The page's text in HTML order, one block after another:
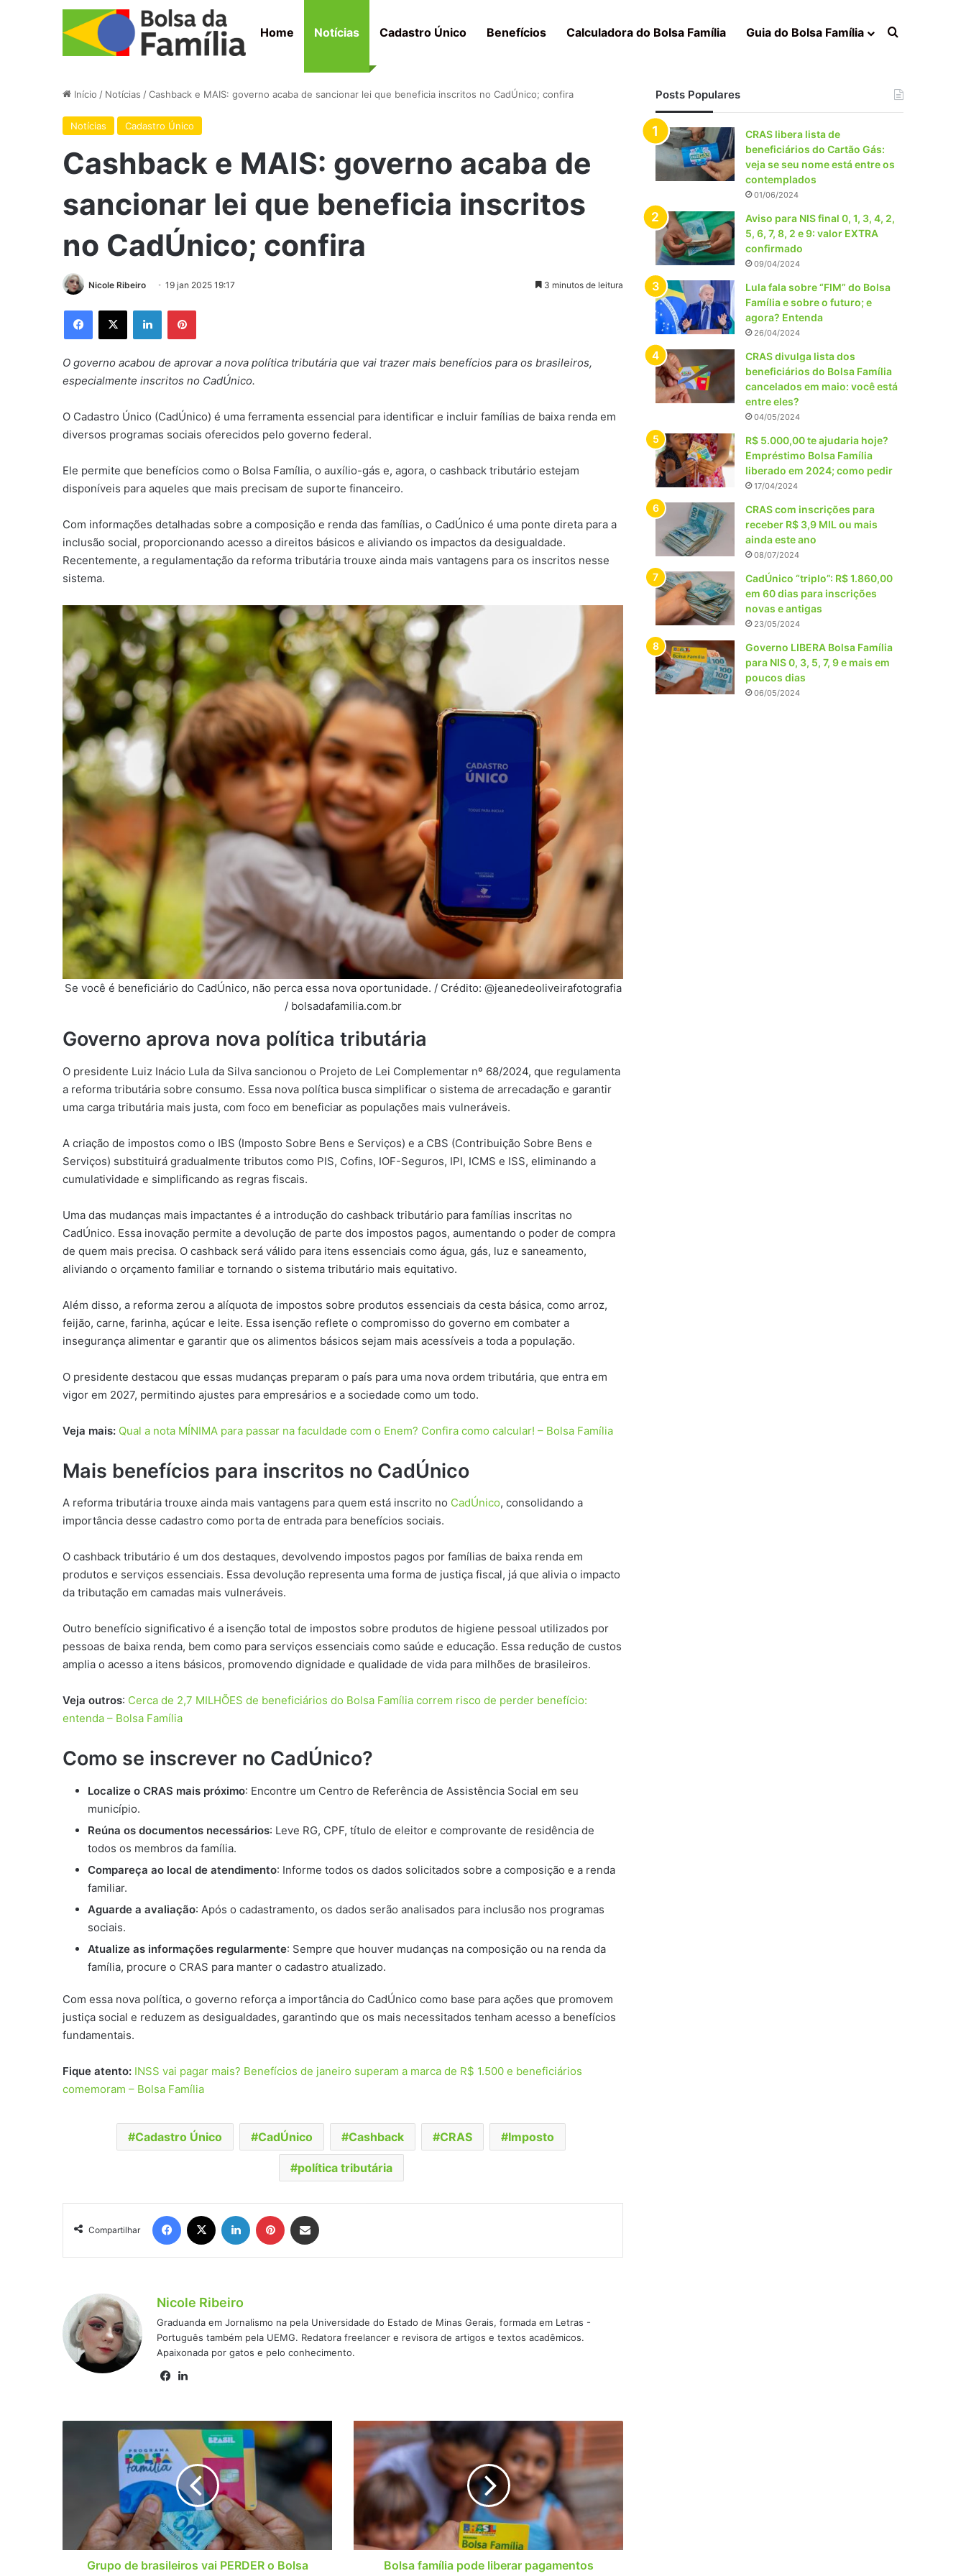
Home Notícias Cadastro Único Benefícios Calculadora do Bolsa Família Guia do Bolsa Família Procurar por
Início / Notícias /Cashback e MAIS: governo acaba de sancionar lei que beneficia inscritos no CadÚnico; confira
Notícias Cadastro Único
Cashback e MAIS: governo acaba de
sancionar lei que beneficia inscritos
no CadÚnico; confira
Nicole Ribeiro 19 jan 2025 19:17 3 minutos de leitura
Facebook
X LinkedinPinterest
O governo acabou de aprovar a nova política tributária que vai trazer mais benefícios para os brasileiros,
especialmente inscritos no CadÚnico.
O Cadastro Único (CadÚnico) é uma ferramenta essencial para identificar e incluir famílias de baixa renda em
diversos programas sociais oferecidos pelo governo federal.
Ele permite que benefícios como o Bolsa Família, o auxílio-gás e, agora, o cashback tributário estejam
disponíveis para aqueles que mais precisam de suporte financeiro.
Com informações detalhadas sobre a composição e renda das famílias, o CadÚnico é uma ponte direta para a
inclusão social, proporcionando acesso a direitos básicos e aliviando os impactos da desigualdade.
Recentemente, a regulamentação da reforma tributária trouxe ainda mais vantagens para os inscritos nesse
sistema.
Se você é beneficiário do CadÚnico, não perca essa nova oportunidade. / Crédito: @jeanedeoliveirafotografia
/ bolsadafamilia.com.br
Governo aprova nova política tributária
O presidente Luiz Inácio Lula da Silva sancionou o Projeto de Lei Complementar nº 68/2024, que regulamenta
a reforma tributária sobre consumo. Essa nova política busca simplificar o sistema de arrecadação e garantir
uma carga tributária mais justa, com foco em beneficiar as populações mais vulneráveis.
A criação de impostos como o IBS (Imposto Sobre Bens e Serviços) e a CBS (Contribuição Sobre Bens e
Serviços) substituirá gradualmente tributos como PIS, Cofins, IOF-Seguros, IPI, ICMS e ISS, eliminando a
cumulatividade e simplificando as regras fiscais.
Uma das mudanças mais impactantes é a introdução do cashback tributário para famílias inscritas no
CadÚnico. Essa inovação permite a devolução de parte dos impostos pagos, aumentando o poder de compra
de quem mais precisa. O cashback será válido para itens essenciais como água, gás, luz e saneamento,
aliviando o orçamento familiar e tornando o sistema tributário mais equitativo.
Além disso, a reforma zerou a alíquota de impostos sobre produtos essenciais da cesta básica, como arroz,
feijão, carne, farinha, açúcar e leite. Essa isenção reflete o compromisso do governo em combater a
insegurança alimentar e garantir que os alimentos básicos sejam mais acessíveis a toda a população.
O presidente destacou que essas mudanças preparam o país para uma nova ordem tributária, que entra em
vigor em 2027, permitindo ajustes para empresários e a sociedade como um todo.
Veja mais: Qual a nota MÍNIMA para passar na faculdade com o Enem? Confira como calcular! – Bolsa Família
Mais benefícios para inscritos no CadÚnico
A reforma tributária trouxe ainda mais vantagens para quem está inscrito no CadÚnico, consolidando a
importância desse cadastro como porta de entrada para benefícios sociais.
O cashback tributário é um dos destaques, devolvendo impostos pagos por famílias de baixa renda em
produtos e serviços essenciais. Essa devolução representa uma forma de justiça fiscal, já que alivia o impacto
da tributação em camadas mais vulneráveis.
Outro benefício significativo é a isenção total de impostos sobre produtos de higiene pessoal utilizados por
pessoas de baixa renda, bem como para serviços essenciais como saúde e educação. Essa redução de custos
amplia o acesso a itens básicos, promovendo dignidade e qualidade de vida para milhões de brasileiros.
Veja outros: Cerca de 2,7 MILHÕES de beneficiários do Bolsa Família correm risco de perder benefício:
entenda – Bolsa Família
Como se inscrever no CadÚnico?
Localize o CRAS mais próximo: Encontre um Centro de Referência de Assistência Social em seu
município.
Reúna os documentos necessários: Leve RG, CPF, título de eleitor e comprovante de residência de
todos os membros da família.
Compareça ao local de atendimento: Informe todos os dados solicitados sobre a composição e a renda
familiar.
Aguarde a avaliação: Após o cadastramento, os dados serão analisados para inclusão nos programas
sociais.
Atualize as informações regularmente: Sempre que houver mudanças na composição ou na renda da
família, procure o CRAS para manter o cadastro atualizado.
Com essa nova política, o governo reforça a importância do CadÚnico como base para ações que promovem
justiça social e reduzem as desigualdades, garantindo que os mais necessitados tenham acesso a benefícios
fundamentais.
Fique atento: INSS vai pagar mais? Benefícios de janeiro superam a marca de R$ 1.500 e beneficiários
comemoram – Bolsa Família
Cadastro Único CadÚnico Cashback CRAS Imposto
política tributária
Compartilhar
Facebook Linkedin Pinterest
Nicole Ribeiro
Graduanda em Jornalismo na pela Universidade do Estado de Minas Gerais, formada em Letras -
Português também pela UEMG. Redatora freelancer e revisora de artigos e textos acadêmicos.
Apaixonada por gatos e pelo conhecimento.
Facebook
Família
e
AuxílioGrupo de brasileiros vai PERDER o Bolsa
Bolsa
família
pode
liberar
pagamentos
extras
o
fim
Bolsa família pode liberar pagamentos
Posts Populares
CRAS libera lista de
beneficiários do Cartão Gás:
veja se seu nome está entre os
contemplados
01/06/2024
Aviso para NIS final 0, 1, 3, 4, 2,
5, 6, 7, 8, 2 e 9: valor EXTRA
confirmado
09/04/2024
Lula fala sobre “FIM” do Bolsa
Família e sobre o futuro; e
agora? Entenda
26/04/2024
CRAS divulga lista dos
beneficiários do Bolsa Família
cancelados em maio: você está
entre eles?
04/05/2024
R$ 5.000,00 te ajudaria hoje?
Empréstimo Bolsa Família
liberado em 2024; como pedir
17/04/2024
CRAS com inscrições para
receber R$ 3,9 MIL ou mais
ainda este ano
08/07/2024
CadÚnico “triplo”: R$ 1.860,00
em 60 dias para inscrições
novas e antigas
23/05/2024
Governo LIBERA Bolsa Família
para NIS 0, 3, 5, 7, 9 e mais em
poucos dias
06/05/2024